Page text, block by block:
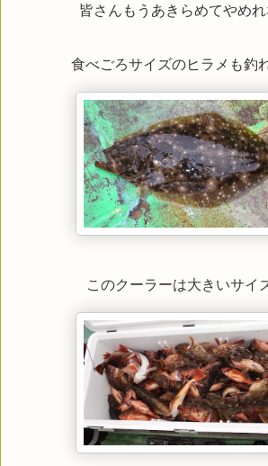
皆さんもうあきらめてやめ
食べごろサイズのヒラメも釣
このクーラーは大きいサイ